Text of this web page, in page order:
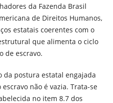
da Fazenda Brasil
de Direitos Humanos,
estatais coerentes com o
que alimenta o ciclo
de escravo.
da postura estatal engajada
não é vazia. Trata-se
no item 8.7 dos